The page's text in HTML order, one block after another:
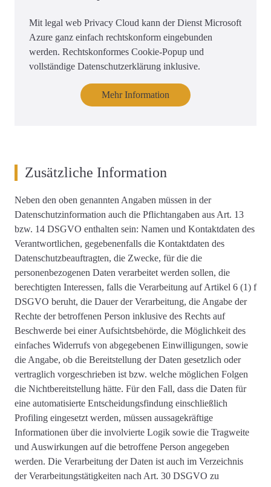
Mit legal web Privacy Cloud kann der Dienst Microsoft
Azure ganz einfach rechtskonform eingebunden
werden. Rechtskonformes Cookie-Popup und
vollständige Datenschutzerklärung inklusive.
Mehr Information
Zusätzliche Information
Neben den oben genannten Angaben müssen in der
Datenschutzinformation auch die Pflichtangaben aus Art. 13
bzw. 14 DSGVO enthalten sein: Namen und Kontaktdaten des
Verantwortlichen, gegebenenfalls die Kontaktdaten des
Datenschutzbeauftragten, die Zwecke, für die die
personenbezogenen Daten verarbeitet werden sollen, die
berechtigten Interessen, falls die Verarbeitung auf Artikel 6 (1) f
DSGVO beruht, die Dauer der Verarbeitung, die Angabe der
Rechte der betroffenen Person inklusive des Rechts auf
Beschwerde bei einer Aufsichtsbehörde, die Möglichkeit des
einfaches Widerrufs von abgegebenen Einwilligungen, sowie
die Angabe, ob die Bereitstellung der Daten gesetzlich oder
vertraglich vorgeschrieben ist bzw. welche möglichen Folgen
die Nichtbereitstellung hätte. Für den Fall, dass die Daten für
eine automatisierte Entscheidungsfindung einschließlich
Profiling eingesetzt werden, müssen aussagekräftige
Informationen über die involvierte Logik sowie die Tragweite
und Auswirkungen auf die betroffene Person angegeben
werden. Die Verarbeitung der Daten ist auch im Verzeichnis
der Verarbeitungstätigkeiten nach Art. 30 DSGVO zu